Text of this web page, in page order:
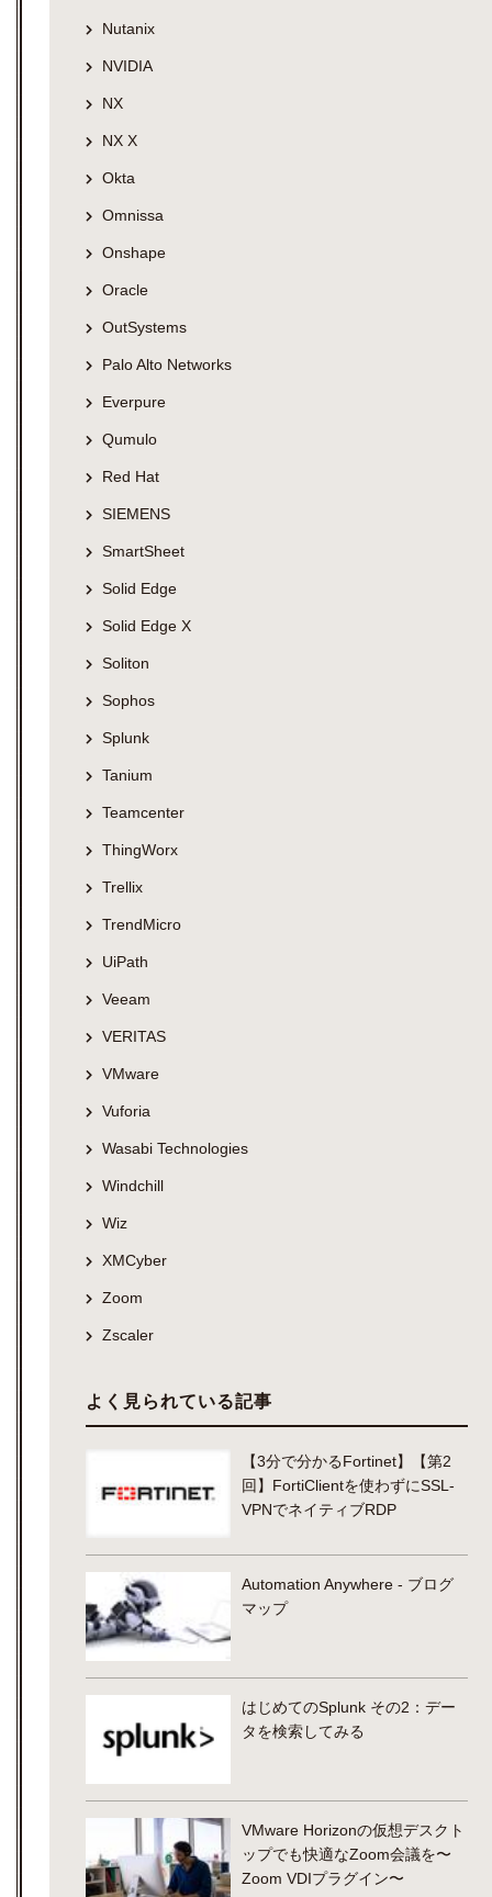
Nutanix
NVIDIA
NX
NX X
Okta
Omnissa
Onshape
Oracle
OutSystems
Palo Alto Networks
Everpure
Qumulo
Red Hat
SIEMENS
SmartSheet
Solid Edge
Solid Edge X
Soliton
Sophos
Splunk
Tanium
Teamcenter
ThingWorx
Trellix
TrendMicro
UiPath
Veeam
VERITAS
VMware
Vuforia
Wasabi Technologies
Windchill
Wiz
XMCyber
Zoom
Zscaler
よく見られている記事
【3分で分かるFortinet】【第2
回】FortiClientを使わずにSSL-
VPNでネイティブRDP
Automation Anywhere - ブログ
マップ
はじめてのSplunk その2：デー
タを検索してみる
VMware Horizonの仮想デスクト
ップでも快適なZoom会議を〜
Zoom VDIプラグイン〜